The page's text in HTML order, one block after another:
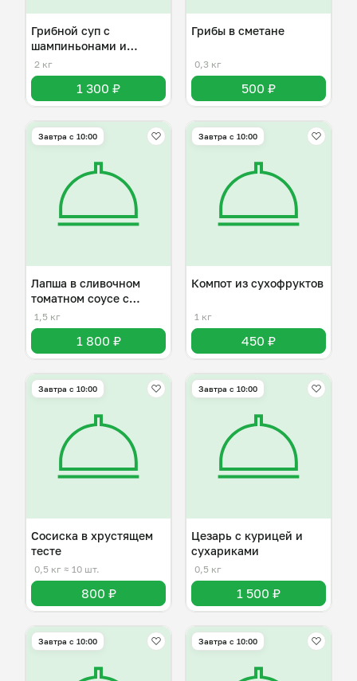
Грибной суп с
шампиньонами и
плавленным сыром
2 кг
1 300 ₽
Грибы в сметане
0,3 кг
500 ₽
Завтра c 10:00
Лапша в сливочном
томатном соусе с
курицей
1,5 кг
1 800 ₽
Завтра c 10:00
Компот из сухофруктов
1 кг
450 ₽
Завтра c 10:00
Сосиска в хрустящем
тесте
0,5 кг ≈ 10 шт.
800 ₽
Завтра c 10:00
Цезарь с курицей и
сухариками
0,5 кг
1 500 ₽
Завтра c 10:00 Завтра c 10:00